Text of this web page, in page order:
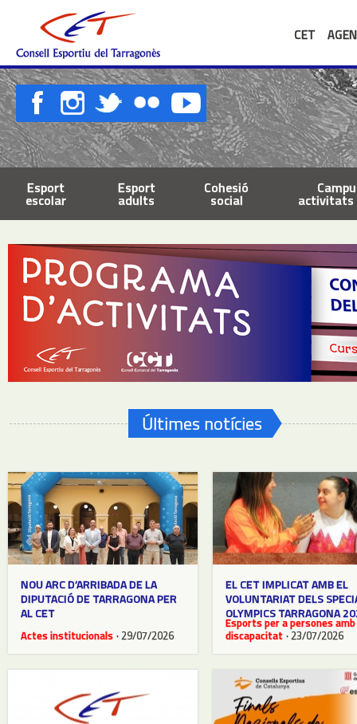
CET
Esport
escolar
Esport
adults
Cohesió
social activitats
Últimes notícies
NOU ARC D’ARRIBADA DE LA
DIPUTACIÓ DE TARRAGONA PER
AL CET
Actes institucionals · 29/07/2026
EL CET IMPLICAT AMB EL
VOLUNTARIAT DELS
OLYMPICS TARRAGONA
Esports per a persones amb
discapacitat · 23/07/2026